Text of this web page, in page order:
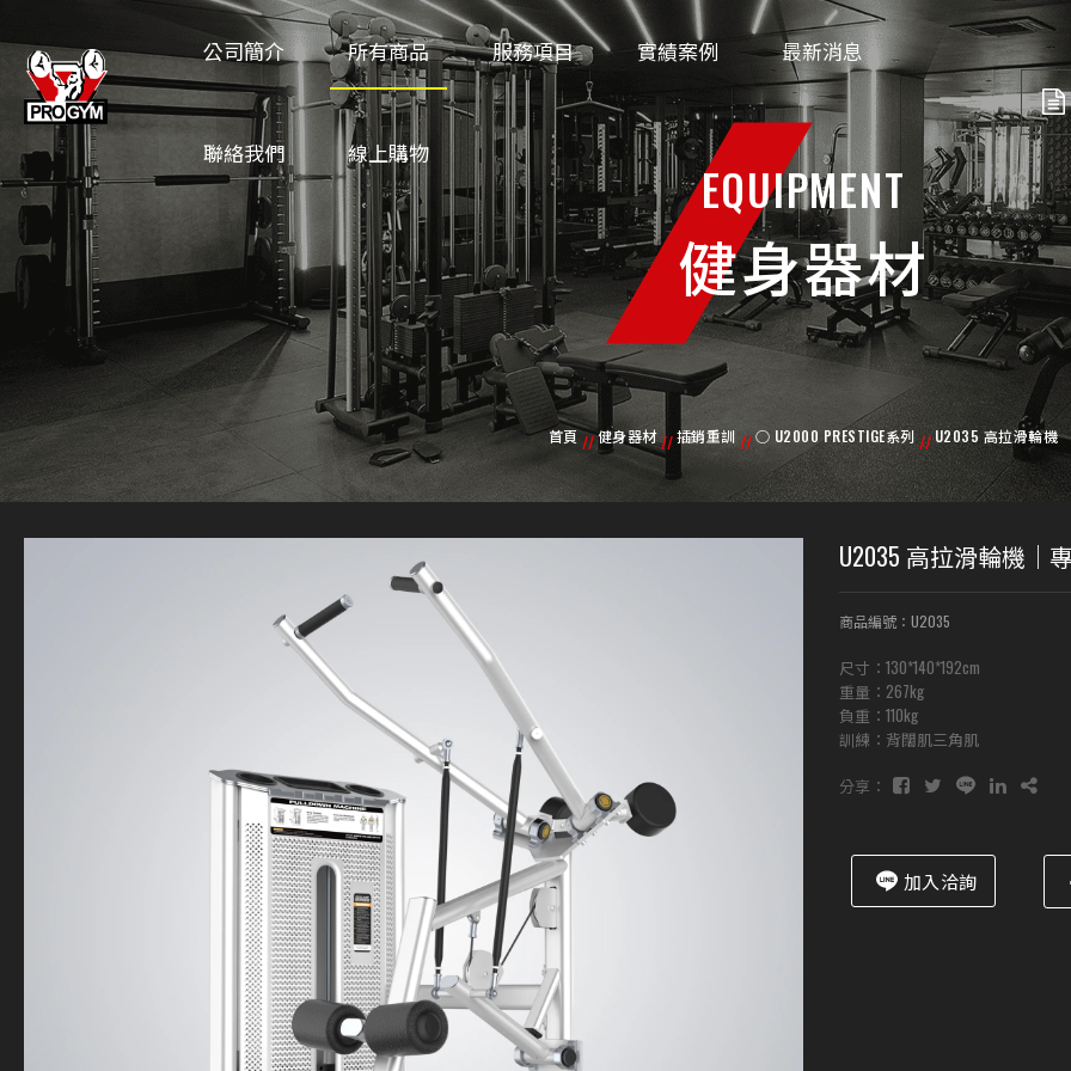
公司簡介 所有商品 服務項目 實績案例 最新消息
聯絡我們 線上購物
EQUIPMENT
健身器材
首頁//健身器材//插銷重訓 //○ U2000 PRESTIGE系列//U2035 高拉滑輪機
U2035 高拉滑輪機｜
商品編號：U2035
尺寸：130*140*192cm
重量：267kg
負重：110kg
訓練：背闊肌三角肌
分享：
加入洽詢